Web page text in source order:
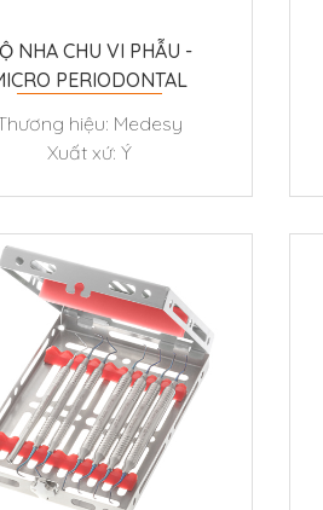
NHA CHU VI PHẪU -
PERIODONTAL
hiệu: Medesy
Xuất xứ: Ý